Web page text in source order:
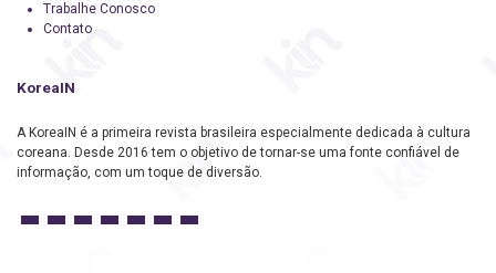
Trabalhe Conosco
Contato
KoreaIN
A KoreaIN é a primeira revista brasileira especialmente dedicada à cultura
coreana. Desde 2016 tem o objetivo de tornar-se uma fonte confiável de
informação, com um toque de diversão.